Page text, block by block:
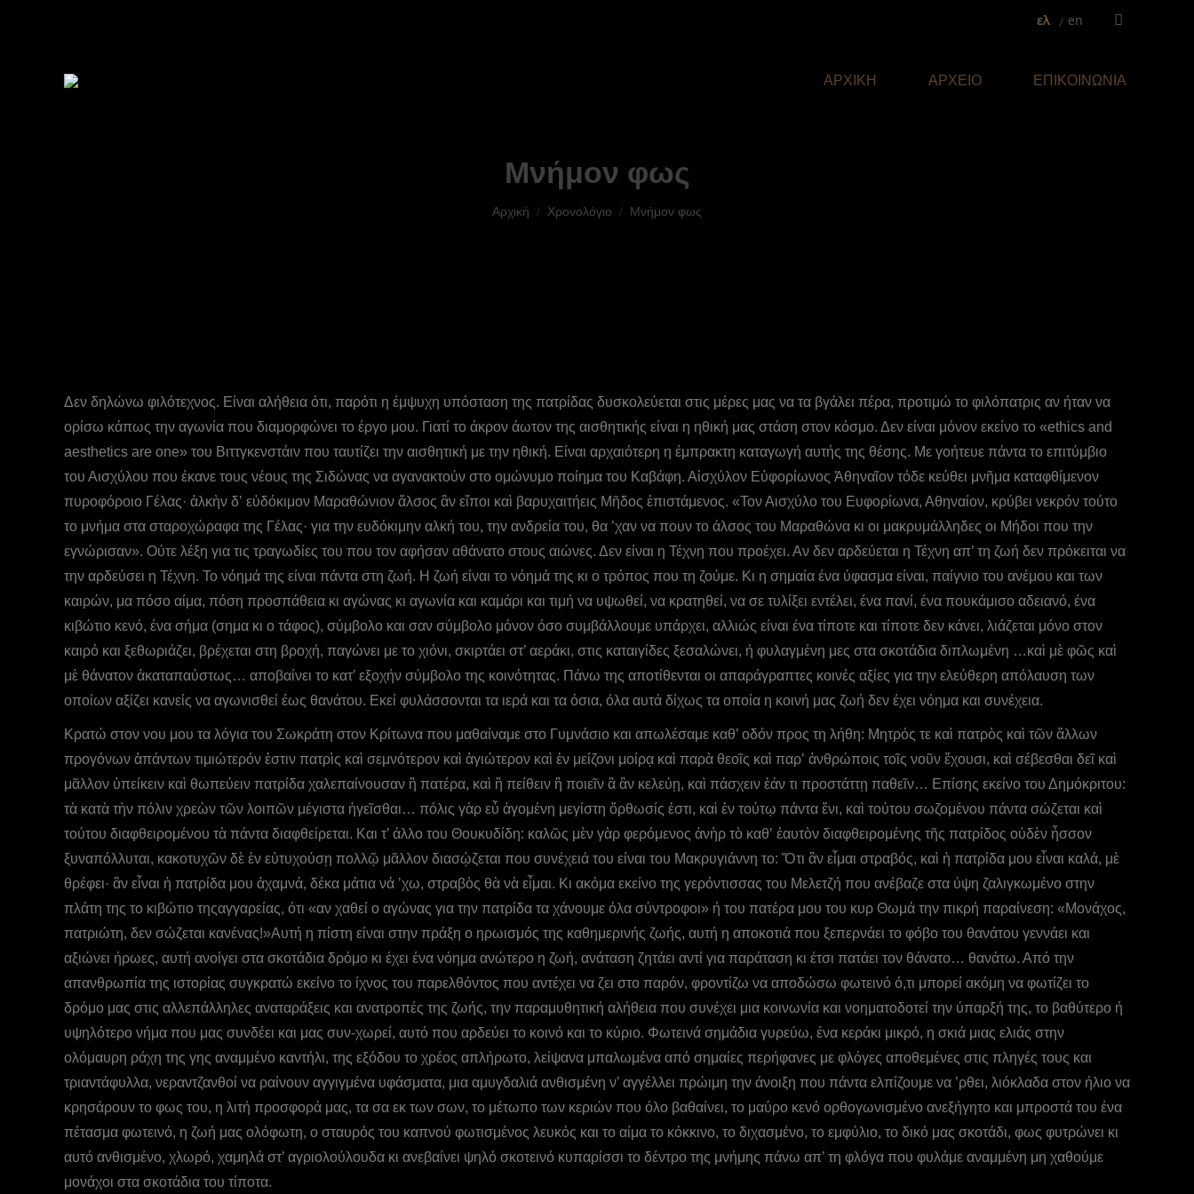
ελ en
opens
ΑΡΧΙΚΗ ΑΡΧΕΙΟ ΕΠΙΚΟΙΝΩΝΙΑ
Μνήμον φως
You are here:
Αρχική Χρονολόγιο Μνήμον φως
Δεν δηλώνω φιλότεχνος. Είναι αλήθεια ότι, παρότι η έμψυχη υπόσταση της πατρίδας δυσκολεύεται στις μέρες μας να τα βγάλει πέρα, προτιμώ το φιλόπατρις αν ήταν να
ορίσω κάπως την αγωνία που διαμορφώνει το έργο μου. Γιατί το άκρον άωτον της αισθητικής είναι η ηθική μας στάση στον κόσμο. Δεν είναι μόνον εκείνο το «ethics and
aesthetics are one» του Βιττγκενστάιν που ταυτίζει την αισθητική με την ηθική. Είναι αρχαιότερη η έμπρακτη καταγωγή αυτής της θέσης. Με γοήτευε πάντα το επιτύμβιο
του Αισχύλου που έκανε τους νέους της Σιδώνας να αγανακτούν στο ομώνυμο ποίημα του Καβάφη. Αἰσχύλον Εὐφορίωνος Ἀθηναῖον τόδε κεύθει μνῆμα καταφθίμενον
πυροφόροιο Γέλας· ἀλκὴν δʼ εὐδόκιμον Μαραθώνιον ἄλσος ἂν εἴποι καὶ βαρυχαιτήεις Μῆδος ἐπιστάμενος. «Τον Αισχύλο του Ευφορίωνα, Αθηναίον, κρύβει νεκρόν τούτο
το μνήμα στα σταροχώραφα της Γέλας· για την ευδόκιμην αλκή του, την ανδρεία του, θα ’χαν να πουν το άλσος του Μαραθώνα κι οι μακρυμάλληδες οι Μήδοι που την
εγνώρισαν». Ούτε λέξη για τις τραγωδίες του που τον αφήσαν αθάνατο στους αιώνες. Δεν είναι η Τέχνη που προέχει. Αν δεν αρδεύεται η Τέχνη απ’ τη ζωή δεν πρόκειται να
την αρδεύσει η Τέχνη. Το νόημά της είναι πάντα στη ζωή. Η ζωή είναι το νόημά της κι ο τρόπος που τη ζούμε. Κι η σημαία ένα ύφασμα είναι, παίγνιο του ανέμου και των
καιρών, μα πόσο αίμα, πόση προσπάθεια κι αγώνας κι αγωνία και καμάρι και τιμή να υψωθεί, να κρατηθεί, να σε τυλίξει εντέλει, ένα πανί, ένα πουκάμισο αδειανό, ένα
κιβώτιο κενό, ένα σήμα (σημα κι ο τάφος), σύμβολο και σαν σύμβολο μόνον όσο συμβάλλουμε υπάρχει, αλλιώς είναι ένα τίποτε και τίποτε δεν κάνει, λιάζεται μόνο στον
καιρό και ξεθωριάζει, βρέχεται στη βροχή, παγώνει με το χιόνι, σκιρτάει στ’ αεράκι, στις καταιγίδες ξεσαλώνει, ή φυλαγμένη μες στα σκοτάδια διπλωμένη …καὶ μὲ φῶς καὶ
μὲ θάνατον ἀκαταπαύστως… αποβαίνει το κατ’ εξοχήν σύμβολο της κοινότητας. Πάνω της αποτίθενται οι απαράγραπτες κοινές αξίες για την ελεύθερη απόλαυση των
οποίων αξίζει κανείς να αγωνισθεί έως θανάτου. Εκεί φυλάσσονται τα ιερά και τα όσια, όλα αυτά δίχως τα οποία η κοινή μας ζωή δεν έχει νόημα και συνέχεια.
Κρατώ στον νου μου τα λόγια του Σωκράτη στον Κρίτωνα που μαθαίναμε στο Γυμνάσιο και απωλέσαμε καθ’ οδόν προς τη λήθη: Μητρός τε καὶ πατρὸς καὶ τῶν ἄλλων
προγόνων ἁπάντων τιμιώτερόν ἐστιν πατρὶς καὶ σεμνότερον καὶ ἁγιώτερον καὶ ἐν μείζονι μοίρᾳ καὶ παρὰ θεοῖς καὶ παρʼ ἀνθρώποις τοῖς νοῦν ἔχουσι, καὶ σέβεσθαι δεῖ καὶ
μᾶλλον ὑπείκειν καὶ θωπεύειν πατρίδα χαλεπαίνουσαν ἢ πατέρα, καὶ ἢ πείθειν ἢ ποιεῖν ἃ ἂν κελεύῃ, καὶ πάσχειν ἐάν τι προστάττῃ παθεῖν… Επίσης εκείνο του Δημόκριτου:
τὰ κατὰ τὴν πόλιν χρεὼν τῶν λοιπῶν μέγιστα ἡγεῖσθαι… πόλις γὰρ εὖ ἀγομένη μεγίστη ὄρθωσίς ἐστι, καὶ ἐν τούτῳ πάντα ἔνι, καὶ τούτου σωζομένου πάντα σώζεται καὶ
τούτου διαφθειρομένου τὰ πάντα διαφθείρεται. Και τ’ άλλο του Θουκυδίδη: καλῶς μὲν γὰρ φερόμενος ἀνὴρ τὸ καθʼ ἑαυτὸν διαφθειρομένης τῆς πατρίδος οὐδὲν ἧσσον
ξυναπόλλυται, κακοτυχῶν δὲ ἐν εὐτυχούσῃ πολλῷ μᾶλλον διασῴζεται που συνέχειά του είναι του Μακρυγιάννη το: Ὅτι ἂν εἶμαι στραβός, καὶ ἡ πατρίδα μου εἶναι καλά, μὲ
θρέφει· ἂν εἶναι ἡ πατρίδα μου ἀχαμνά, δέκα μάτια νά ʼχω, στραβὸς θὰ νὰ εἶμαι. Κι ακόμα εκείνο της γερόντισσας του Μελετζή που ανέβαζε στα ύψη ζαλιγκωμένο στην
πλάτη της το κιβώτιο τηςαγγαρείας, ότι «αν χαθεί ο αγώνας για την πατρίδα τα χάνουμε όλα σύντροφοι» ή του πατέρα μου του κυρ Θωμά την πικρή παραίνεση: «Μονάχος,
πατριώτη, δεν σώζεται κανένας!»Αυτή η πίστη είναι στην πράξη ο ηρωισμός της καθημερινής ζωής, αυτή η αποκοτιά που ξεπερνάει το φόβο του θανάτου γεννάει και
αξιώνει ήρωες, αυτή ανοίγει στα σκοτάδια δρόμο κι έχει ένα νόημα ανώτερο η ζωή, ανάταση ζητάει αντί για παράταση κι έτσι πατάει τον θάνατο… θανάτω. Από την
απανθρωπία της ιστορίας συγκρατώ εκείνο το ίχνος του παρελθόντος που αντέχει να ζει στο παρόν, φροντίζω να αποδώσω φωτεινό ό,τι μπορεί ακόμη να φωτίζει το
δρόμο μας στις αλλεπάλληλες αναταράξεις και ανατροπές της ζωής, την παραμυθητική αλήθεια που συνέχει μια κοινωνία και νοηματοδοτεί την ύπαρξή της, το βαθύτερο ή
υψηλότερο νήμα που μας συνδέει και μας συν-χωρεί, αυτό που αρδεύει το κοινό και το κύριο. Φωτεινά σημάδια γυρεύω, ένα κεράκι μικρό, η σκιά μιας ελιάς στην
ολόμαυρη ράχη της γης αναμμένο καντήλι, της εξόδου το χρέος απλήρωτο, λείψανα μπαλωμένα από σημαίες περήφανες με φλόγες αποθεμένες στις πληγές τους και
τριαντάφυλλα, νεραντζανθοί να ραίνουν αγγιγμένα υφάσματα, μια αμυγδαλιά ανθισμένη ν’ αγγέλλει πρώιμη την άνοιξη που πάντα ελπίζουμε να ’ρθει, λιόκλαδα στον ήλιο να
κρησάρουν το φως του, η λιτή προσφορά μας, τα σα εκ των σων, το μέτωπο των κεριών που όλο βαθαίνει, το μαύρο κενό ορθογωνισμένο ανεξήγητο και μπροστά του ένα
πέτασμα φωτεινό, η ζωή μας ολόφωτη, ο σταυρός του καπνού φωτισμένος λευκός και το αίμα το κόκκινο, το διχασμένο, το εμφύλιο, το δικό μας σκοτάδι, φως φυτρώνει κι
αυτό ανθισμένο, χλωρό, χαμηλά στ’ αγριολούλουδα κι ανεβαίνει ψηλό σκοτεινό κυπαρίσσι το δέντρο της μνήμης πάνω απ’ τη φλόγα που φυλάμε αναμμένη μη χαθούμε
μονάχοι στα σκοτάδια του τίποτα.